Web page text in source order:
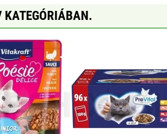
KATEGÓRIÁBAN.